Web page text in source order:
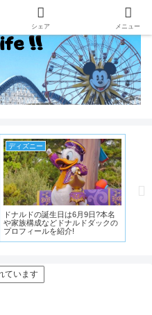
ディズニー
ドナルドの誕生日は6月9日?本名
や家族構成などドナルドダックの
プロフィールを紹介!
ています
シェア メニュー